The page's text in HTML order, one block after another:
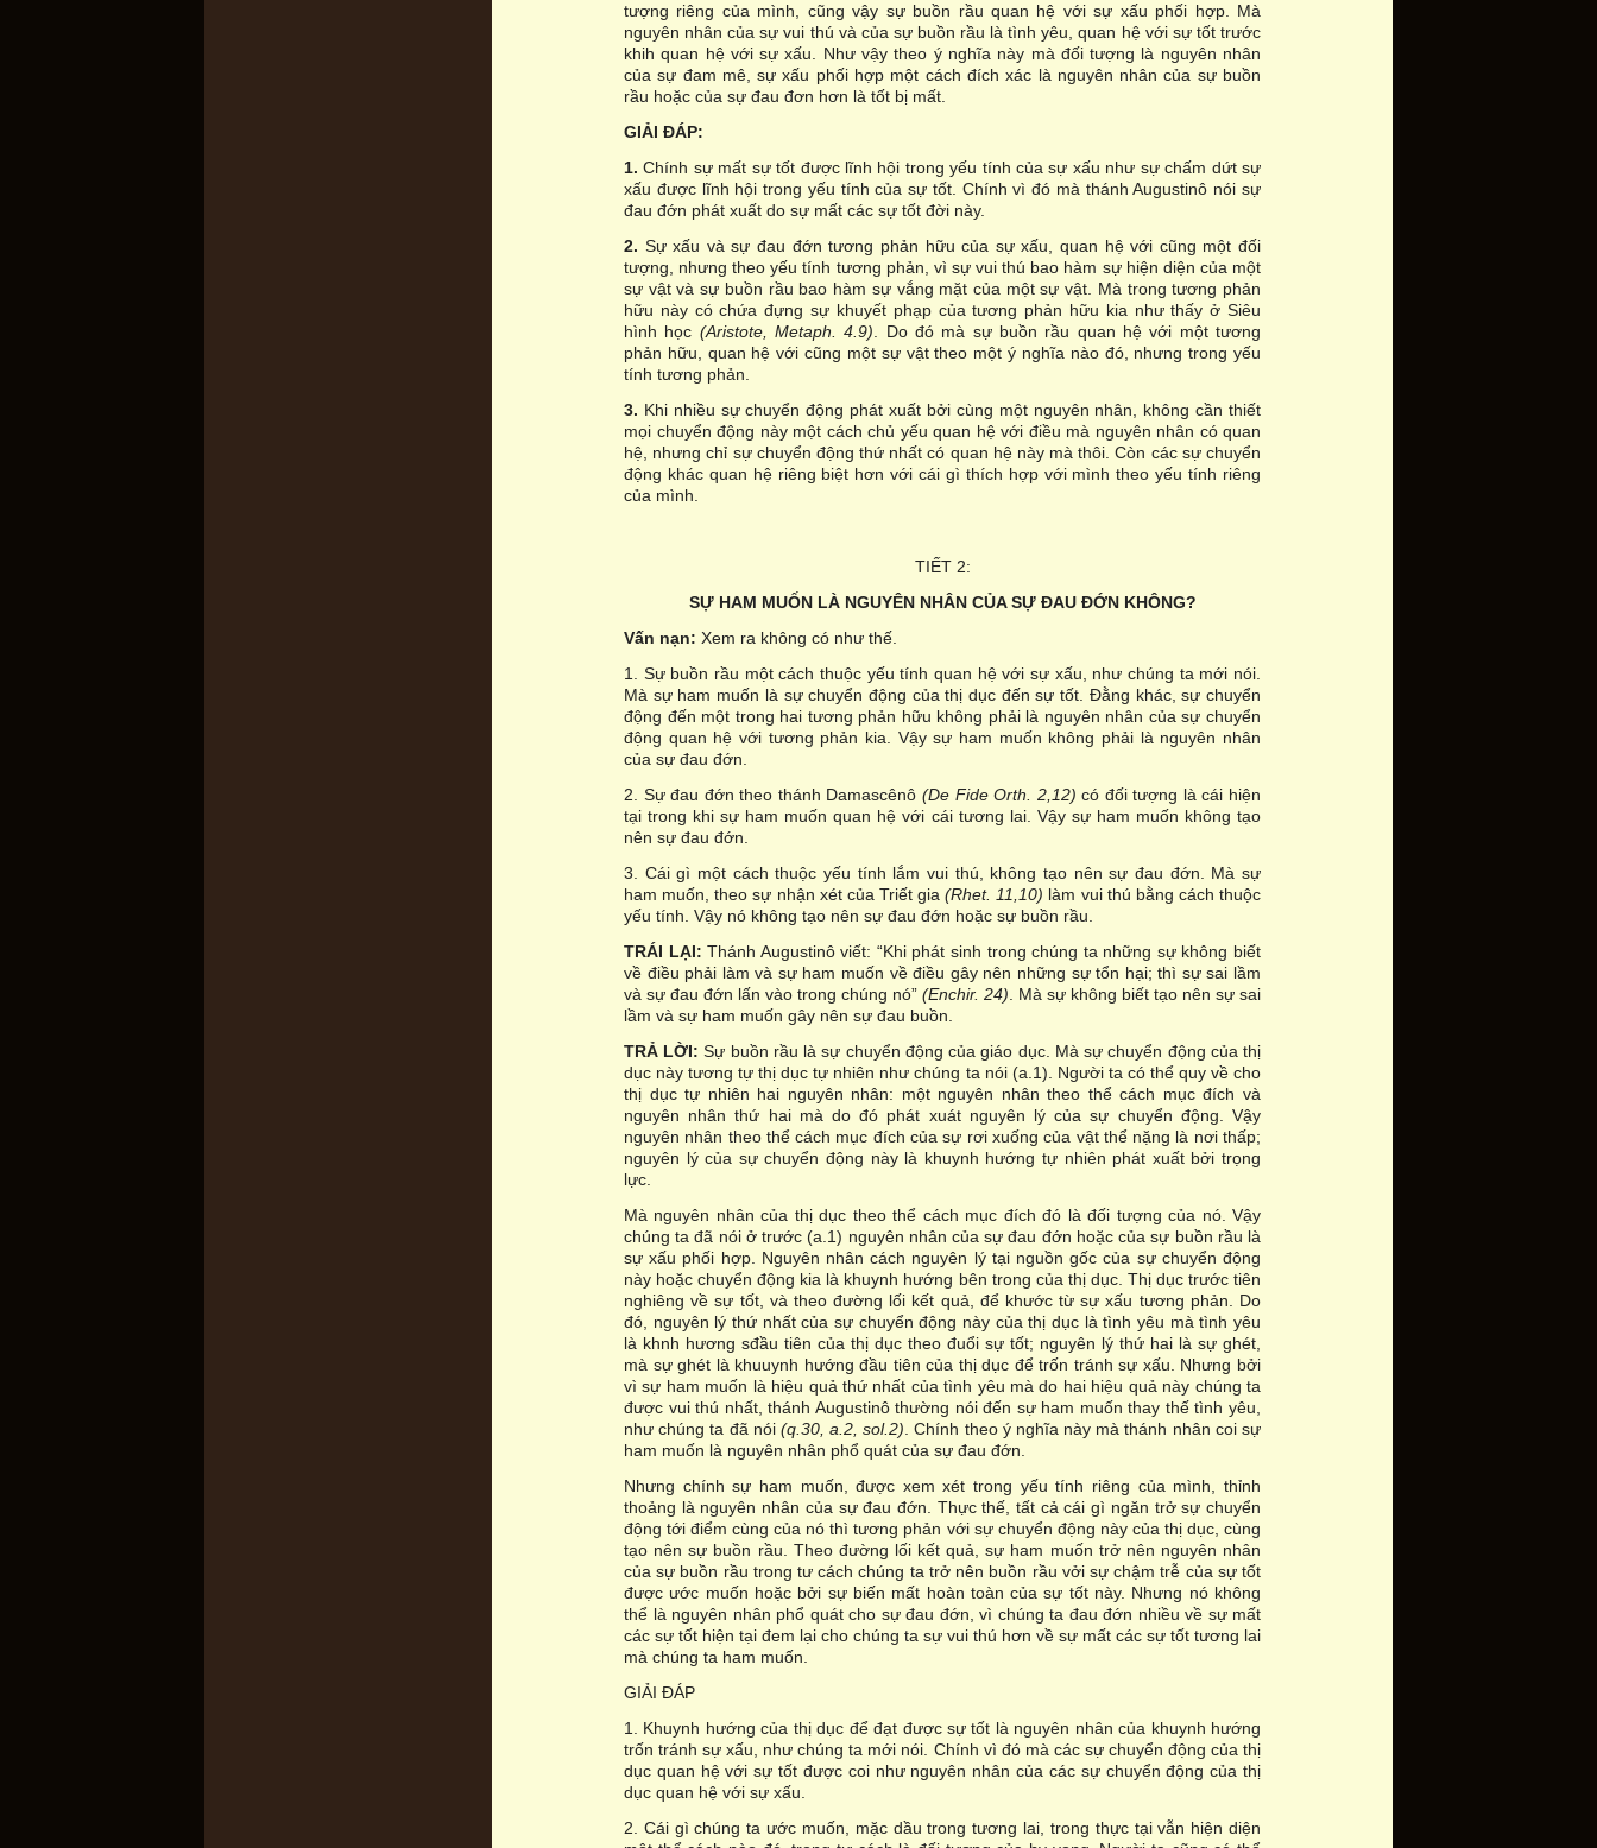
tượng riêng của mình, cũng vậy sự buồn rầu quan hệ với sự xấu phối hợp. Mà
nguyên nhân của sự vui thú và của sự buồn rầu là tình yêu, quan hệ với sự tốt trước
khih quan hệ với sự xấu. Như vậy theo ý nghĩa này mà đối tượng là nguyên nhân
của sự đam mê, sự xấu phối hợp một cách đích xác là nguyên nhân của sự buồn
rầu hoặc của sự đau đơn hơn là tốt bị mất.
GIẢI ĐÁP:
1. Chính sự mất sự tốt được lĩnh hội trong yếu tính của sự xấu như sự chấm dứt sự
xấu được lĩnh hội trong yếu tính của sự tốt. Chính vì đó mà thánh Augustinô nói sự
đau đớn phát xuất do sự mất các sự tốt đời này.
2. Sự xấu và sự đau đớn tương phản hữu của sự xấu, quan hệ với cũng một đối
tượng, nhưng theo yếu tính tương phản, vì sự vui thú bao hàm sự hiện diện của một
sự vật và sự buồn rầu bao hàm sự vắng mặt của một sự vật. Mà trong tương phản
hữu này có chứa đựng sự khuyết phạp của tương phản hữu kia như thấy ở Siêu
hình học (Aristote, Metaph. 4.9) . Do đó mà sự buồn rầu quan hệ với một tương
phản hữu, quan hệ với cũng một sự vật theo một ý nghĩa nào đó, nhưng trong yếu
tính tương phản.
3. Khi nhiều sự chuyển động phát xuất bởi cùng một nguyên nhân, không cần thiết
mọi chuyển động này một cách chủ yếu quan hệ với điều mà nguyên nhân có quan
hệ, nhưng chỉ sự chuyển động thứ nhất có quan hệ này mà thôi. Còn các sự chuyển
động khác quan hệ riêng biệt hơn với cái gì thích hợp với mình theo yếu tính riêng
của mình.
TIẾT 2:
SỰ HAM MUỐN LÀ NGUYÊN NHÂN CỦA SỰ ĐAU ĐỚN KHÔNG?
Vấn nạn: Xem ra không có như thế.
1. Sự buồn rầu một cách thuộc yếu tính quan hệ với sự xấu, như chúng ta mới nói.
Mà sự ham muốn là sự chuyển động của thị dục đến sự tốt. Đằng khác, sự chuyển
động đến một trong hai tương phản hữu không phải là nguyên nhân của sự chuyển
động quan hệ với tương phản kia. Vậy sự ham muốn không phải là nguyên nhân
của sự đau đớn.
2. Sự đau đớn theo thánh Damascênô (De Fide Orth. 2,12) có đối tượng là cái hiện
tại trong khi sự ham muốn quan hệ với cái tương lai. Vậy sự ham muốn không tạo
nên sự đau đớn.
3. Cái gì một cách thuộc yếu tính lắm vui thú, không tạo nên sự đau đớn. Mà sự
ham muốn, theo sự nhận xét của Triết gia(Rhet. 11,10) làm vui thú bằng cách thuộc
yếu tính. Vậy nó không tạo nên sự đau đớn hoặc sự buồn rầu.
TRÁI LẠI: Thánh Augustinô viết: “Khi phát sinh trong chúng ta những sự không biết
về điều phải làm và sự ham muốn về điều gây nên những sự tổn hại; thì sự sai lầm
và sự đau đớn lấn vào trong chúng nó” (Enchir. 24) . Mà sự không biết tạo nên sự sai
lầm và sự ham muốn gây nên sự đau buồn.
TRẢ LỜI: Sự buồn rầu là sự chuyển động của giáo dục. Mà sự chuyển động của thị
dục này tương tự thị dục tự nhiên như chúng ta nói (a.1). Người ta có thể quy về cho
thị dục tự nhiên hai nguyên nhân: một nguyên nhân theo thể cách mục đích và
nguyên nhân thứ hai mà do đó phát xuát nguyên lý của sự chuyển động. Vậy
nguyên nhân theo thể cách mục đích của sự rơi xuống của vật thể nặng là nơi thấp;
nguyên lý của sự chuyển động này là khuynh hướng tự nhiên phát xuất bởi trọng
lực.
Mà nguyên nhân của thị dục theo thể cách mục đích đó là đối tượng của nó. Vậy
chúng ta đã nói ở trước (a.1) nguyên nhân của sự đau đớn hoặc của sự buồn rầu là
sự xấu phối hợp. Nguyên nhân cách nguyên lý tại nguồn gốc của sự chuyển động
này hoặc chuyển động kia là khuynh hướng bên trong của thị dục. Thị dục trước tiên
nghiêng về sự tốt, và theo đường lối kết quả, để khước từ sự xấu tương phản. Do
đó, nguyên lý thứ nhất của sự chuyển động này của thị dục là tình yêu mà tình yêu
là khnh hương sđầu tiên của thị dục theo đuổi sự tốt; nguyên lý thứ hai là sự ghét,
mà sự ghét là khuuynh hướng đầu tiên của thị dục để trốn tránh sự xấu. Nhưng bởi
vì sự ham muốn là hiệu quả thứ nhất của tình yêu mà do hai hiệu quả này chúng ta
được vui thú nhất, thánh Augustinô thường nói đến sự ham muốn thay thế tình yêu,
như chúng ta đã nói (q.30, a.2, sol.2) . Chính theo ý nghĩa này mà thánh nhân coi sự
ham muốn là nguyên nhân phổ quát của sự đau đớn.
Nhưng chính sự ham muốn, được xem xét trong yếu tính riêng của mình, thỉnh
thoảng là nguyên nhân của sự đau đớn. Thực thế, tất cả cái gì ngăn trở sự chuyển
động tới điểm cùng của nó thì tương phản với sự chuyển động này của thị dục, cùng
tạo nên sự buồn rầu. Theo đường lối kết quả, sự ham muốn trở nên nguyên nhân
của sự buồn rầu trong tư cách chúng ta trở nên buồn rầu vởi sự chậm trễ của sự tốt
được ước muốn hoặc bởi sự biến mất hoàn toàn của sự tốt này. Nhưng nó không
thể là nguyên nhân phổ quát cho sự đau đớn, vì chúng ta đau đớn nhiều về sự mất
các sự tốt hiện tại đem lại cho chúng ta sự vui thú hơn về sự mất các sự tốt tương lai
mà chúng ta ham muốn.
GIẢI ĐÁP
1. Khuynh hướng của thị dục để đạt được sự tốt là nguyên nhân của khuynh hướng
trốn tránh sự xấu, như chúng ta mới nói. Chính vì đó mà các sự chuyển động của thị
dục quan hệ với sự tốt được coi như nguyên nhân của các sự chuyển động của thị
dục quan hệ với sự xấu.
2. Cái gì chúng ta ước muốn, mặc dầu trong tương lai, trong thực tại vẫn hiện diện